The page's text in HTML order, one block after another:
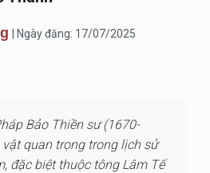
| Ngày đăng: 17/07/2025
Bảo Thiền sư (1670-
quan trọng trong lịch sử
đặc biệt thuộc tông Lâm Tế